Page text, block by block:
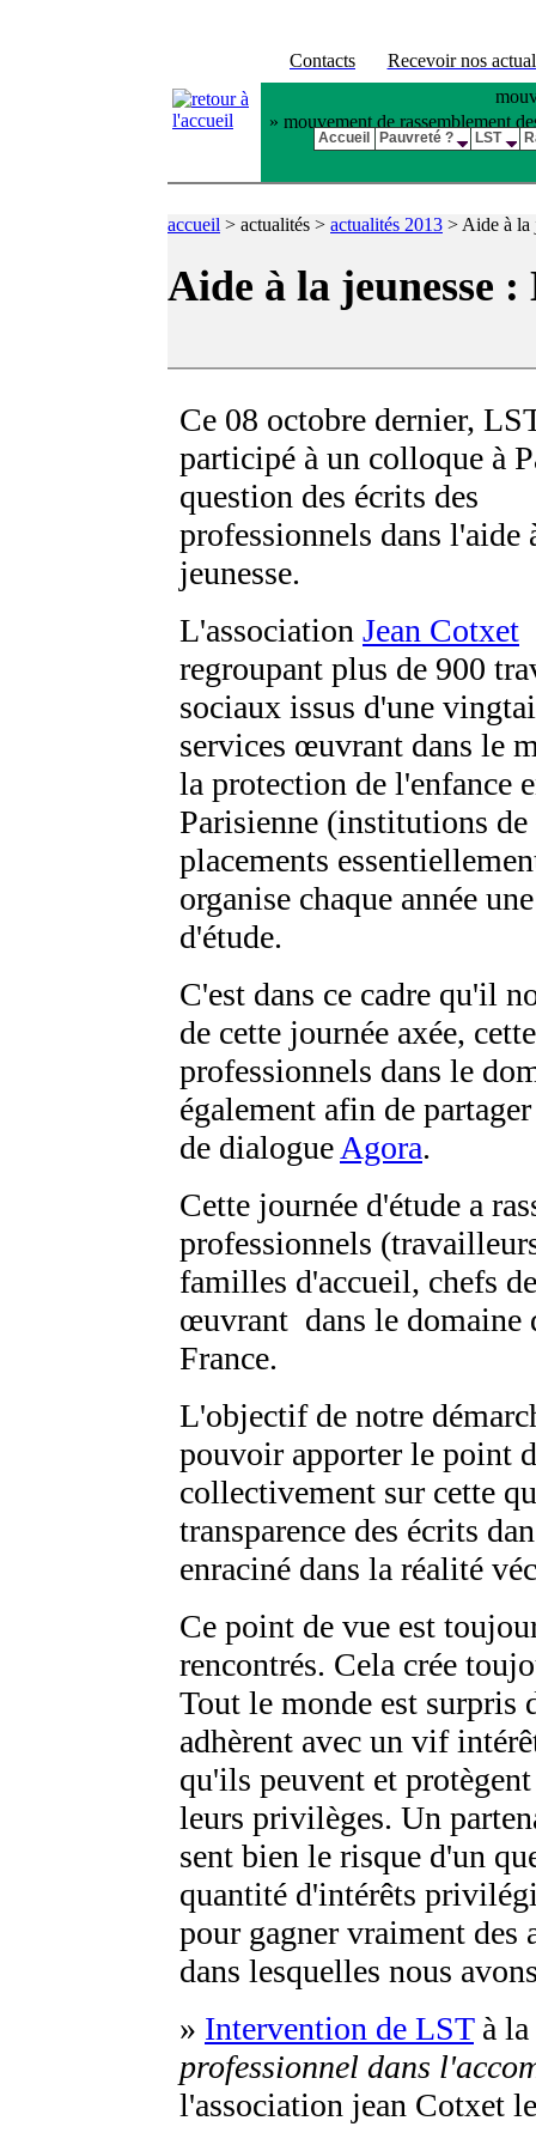
Contacts
Recevoir nos
» mouvement de rassemblement
accueil > actualités > actualités 2013 > Aide à la
Aide à la jeunesse
Ce 08 octobre dernier,
participé à un colloque à
question des écrits des
professionnels dans l'aide
jeunesse.
L'association Jean Cotxet
regroupant plus de 900
sociaux issus d'une
services œuvrant dans le
la protection de l'enfance
Parisienne (institutions de
placements
organise chaque année
d'étude.
C'est dans ce cadre qu'il
de cette journée axée,
professionnels dans le
également afin de
de dialogue Agora.
Cette journée d'étude a
professionnels
familles d'accueil, chefs
œuvrant dans le domaine
France.
L'objectif de notre
pouvoir apporter le point
collectivement sur cette
transparence des écrits
enraciné dans la réalité
Ce point de vue est
rencontrés. Cela crée
Tout le monde est surpris
adhèrent avec un vif
qu'ils peuvent et
leurs privilèges. Un
sent bien le risque d'un
quantité d'intérêts
pour gagner vraiment des
dans lesquelles nous
» Intervention de LSTà la
professionnel dans
l'association jean Cotxet
Accueil Pauvreté ? LST